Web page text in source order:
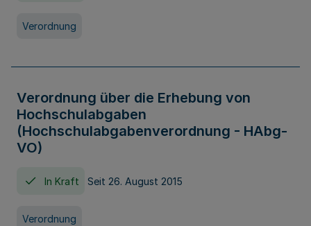
Verordnung
Verordnung über die Erhebung von
Hochschulabgaben
(Hochschulabgabenverordnung - HAbg-
VO)
In Kraft Seit 26. August 2015
Verordnung